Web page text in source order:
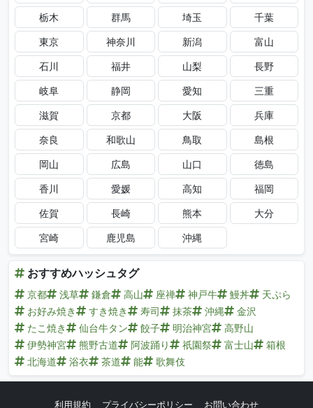
栃木
群馬 埼玉
千葉
東京
神奈川 新潟
富山
石川
福井 山梨
長野
岐阜
静岡 愛知
三重
滋賀
京都 大阪
兵庫
奈良
和歌山 鳥取
島根
岡山
広島 山口
徳島
香川
愛媛 高知
福岡
佐賀
長崎 熊本
大分
宮崎
鹿児島 沖縄
おすすめハッシュタグ
京都 浅草 鎌倉 高山 座禅 神戸牛 鰻丼
天ぷら
お好み焼き
すき焼き 寿司 抹茶 沖縄
金沢
たこ焼き
仙台牛タン 餃子 明治神宮
高野山
伊勢神宮
熊野古道 阿波踊り 祇園祭 富士山
箱根
北海道
浴衣 茶道 能 歌舞伎
利用規約 プライバシーポリシー お問い合わせ